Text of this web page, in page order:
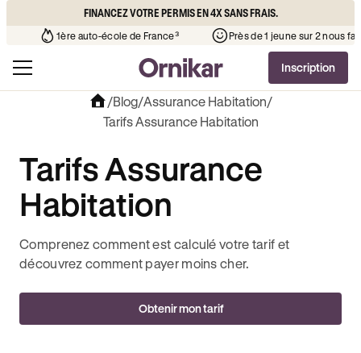
FINANCEZ VOTRE PERMIS EN 4X SANS FRAIS.
que l’auto-école de votre quartier 1ère auto-école de France³
Inscription
/Blog/Assurance Habitation/
Tarifs Assurance Habitation
Tarifs Assurance
Habitation
Comprenez comment est calculé votre tarif et
découvrez comment payer moins cher.
Obtenir mon tarif